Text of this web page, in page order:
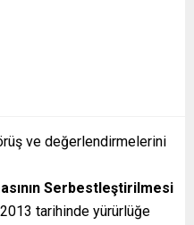
ve değerlendirmelerini
Serbestleştirilmesi
tarihinde yürürlüğe